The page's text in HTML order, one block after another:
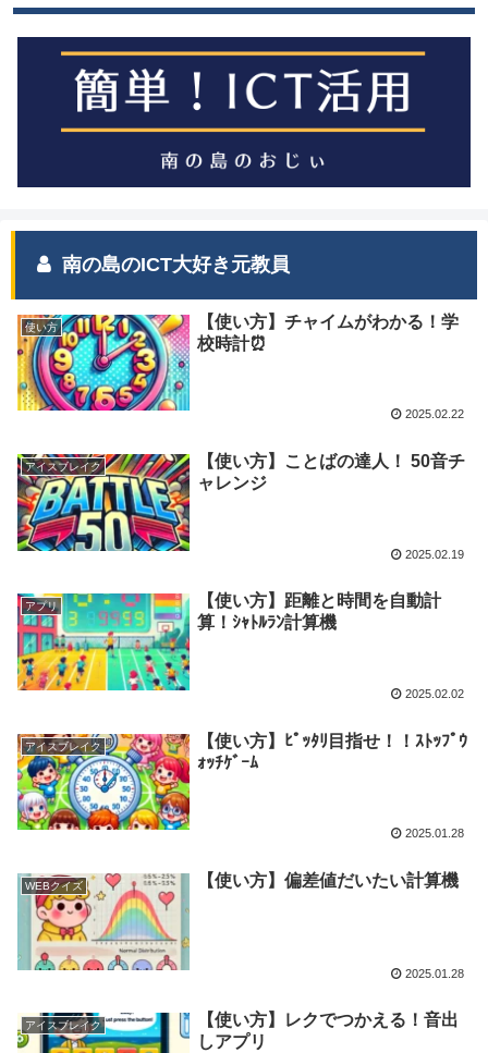
南の島のICT大好き元教員
使い方
【使い方】チャイムがわかる！学
校時計⏰
2025.02.22
アイスブレイク
【使い方】ことばの達人！ 50音チ
ャレンジ
2025.02.19
アプリ
【使い方】距離と時間を自動計
算！ｼｬﾄﾙﾗﾝ計算機
2025.02.02
アイスブレイク
【使い方】ﾋﾟｯﾀﾘ目指せ！！ｽﾄｯﾌﾟｳ
ｫｯﾁｹﾞｰﾑ
2025.01.28
WEBクイズ 【使い方】偏差値だいたい計算機
2025.01.28
アイスブレイク
【使い方】レクでつかえる！音出
しアプリ